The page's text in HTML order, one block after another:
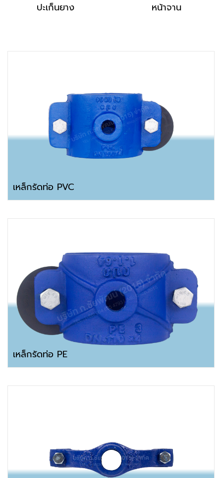
ปะเก็นยาง หน้าจาน
เหล็กรัดท่อ PVC
เหล็กรัดท่อ PE